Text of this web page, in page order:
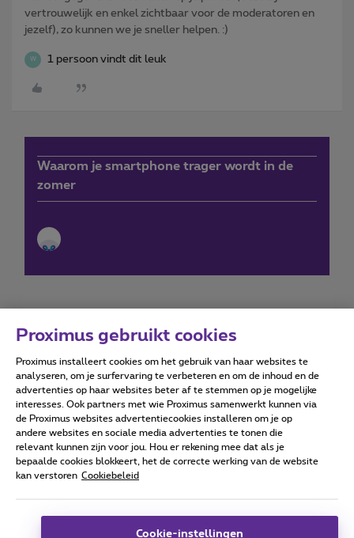
vertrouwelijk en enkel zichtbaar voor de moderatoren en
jezelf), zo kunnen we je sneller helpen. :)
W 1 persoon vindt dit leuk
Waarom je smartphone trager wordt in de
zomer
Forumvoorwaarden Accessibility statement
Alle rechten voorbehouden. © Proximus
Algemene voorwaarden, consumenteninfo
Deze website is gecreëerd en wordt beheerd conform het
Proximus gebruikt cookies
Proximus installeert cookies om het gebruik van haar websites te
analyseren, om je surfervaring te verbeteren en om de inhoud en de
advertenties op haar websites beter af te stemmen op je mogelijke
interesses. Ook partners met wie Proximus samenwerkt kunnen via
de Proximus websites advertentiecookies installeren om je op
andere websites en sociale media advertenties te tonen die
relevant kunnen zijn voor jou. Hou er rekening mee dat als je
bepaalde cookies blokkeert, het de correcte werking van de website
kan verstoren Cookiebeleid
Cookie-instellingen